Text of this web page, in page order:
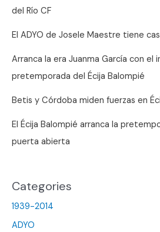
del Río CF
El ADYO de Josele Maestre tiene
Arranca la era Juanma García con el
pretemporada del Écija Balompié
Betis y Córdoba miden fuerzas en
El Écija Balompié arranca la
puerta abierta
Categories
1939-2014
ADYO